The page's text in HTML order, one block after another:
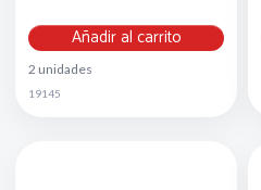
Añadir al carrito
2 unidades
19145